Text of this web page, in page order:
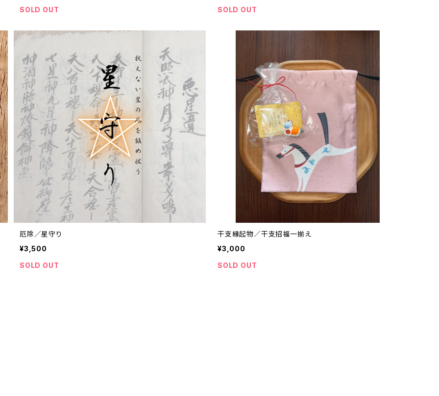
SOLD OUT
SOLD OUT
厄除／星守り
¥3,500
SOLD OUT
干支縁起物／干支招福一揃え
¥3,000
SOLD OUT